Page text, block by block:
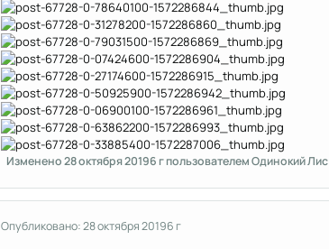
Изменено28 октября 20196 гпользователем Одинокий Лис
Опубликовано:28 октября 20196 г